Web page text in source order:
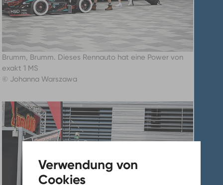
Brumm, Brumm. Dieses Rennauto hat eine Power von
exakt 1 MS
© Johanna Warszawa